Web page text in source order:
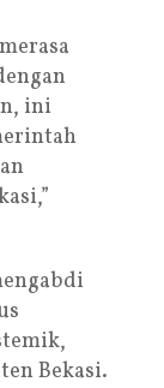
ini
Bekasi.